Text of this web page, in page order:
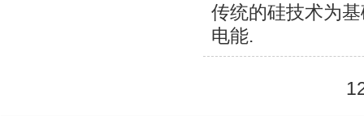
传统的硅技术为
电能.
1